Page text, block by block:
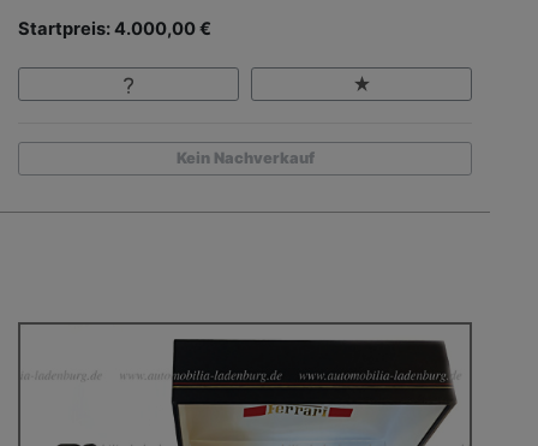
Startpreis: 4.000,00 €
Kein Nachverkauf